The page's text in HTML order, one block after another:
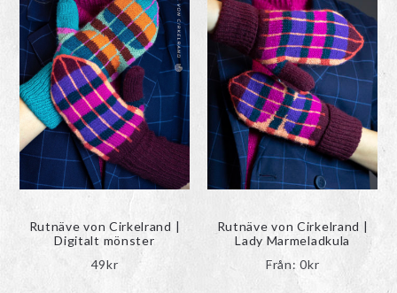
Rutnäve von Cirkelrand |
Digitalt mönster
49kr
Rutnäve von Cirkelrand |
Lady Marmeladkula
Från:0kr